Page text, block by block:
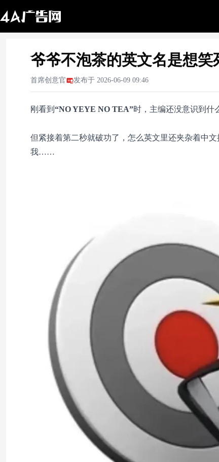
爷爷不泡茶的英文名是想笑
首席创意官 发布于 2026-06-09 09:46
刚看到 “NO YEYE NO TEA”时，主编还没意识到什
但紧接着第二秒就破功了，怎么英文里还夹杂着中
我……